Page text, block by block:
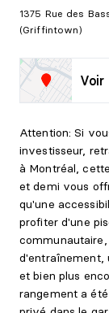
1375 Rue des
(Griffintown)
Attention: Si
investisseur,
à Montréal,
et demi vous
qu'une
profiter d'une
communautaire,
d'entraînement,
et bien plus
rangement a